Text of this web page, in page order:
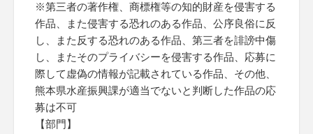
※第三者の著作権、商標権等の知的財産を侵害する
作品、また侵害する恐れのある作品、公序良俗に反
し、また反する恐れのある作品、第三者を誹謗中傷
し、またそのプライバシーを侵害する作品、応募に
際して虚偽の情報が記載されている作品、その他、
熊本県水産振興課が適当でないと判断した作品の応
募は不可
【部門】